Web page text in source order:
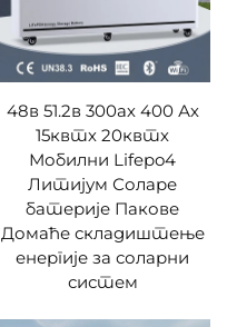
48в 51.2в 300ах 400 Ах
15квтх 20квтх
Мобилни Lifepo4
Литијум Соларе
батерије Пакове
Домаће складиштење
енергије за соларни
систем